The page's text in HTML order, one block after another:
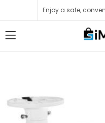
Enjoy a safe,